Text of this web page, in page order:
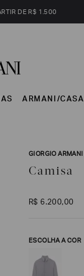
DE R$ 1.500
ARMANI/CASA
GIORGIO ARMANI
Camisa
R$ 6.200,00
ESCOLHA A COR